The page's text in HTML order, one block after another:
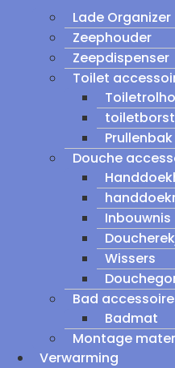
Lade Organizer
Zeephouder
Zeepdispenser
Toilet
Prullenbak
Douche
Inbouwnis
Wissers
Bad
Badmat
Montage
Verwarming